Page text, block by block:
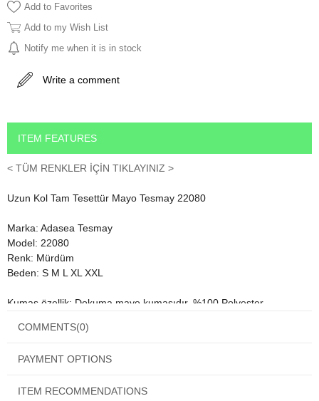
Add to Favorites
Add to my Wish List
Notify me when it is in stock
Write a comment
ITEM FEATURES
< TÜM RENKLER İÇİN TIKLAYINIZ >
Uzun Kol Tam Tesettür Mayo Tesmay 22080
Marka: Adasea Tesmay
Model: 22080
Renk: Mürdüm
Beden: S M L XL XXL
Kumaş özellik: Dokuma mayo kumaşıdır. %100 Polyester
Yüksek oranda çabuk kuruma özelliğine sahip tam tesettür mayo
Alacağınız ürün Uzun kol tesettür mayo, pantolon, büyük likralı
COMMENTS(0)
PAYMENT OPTIONS
ITEM RECOMMENDATIONS